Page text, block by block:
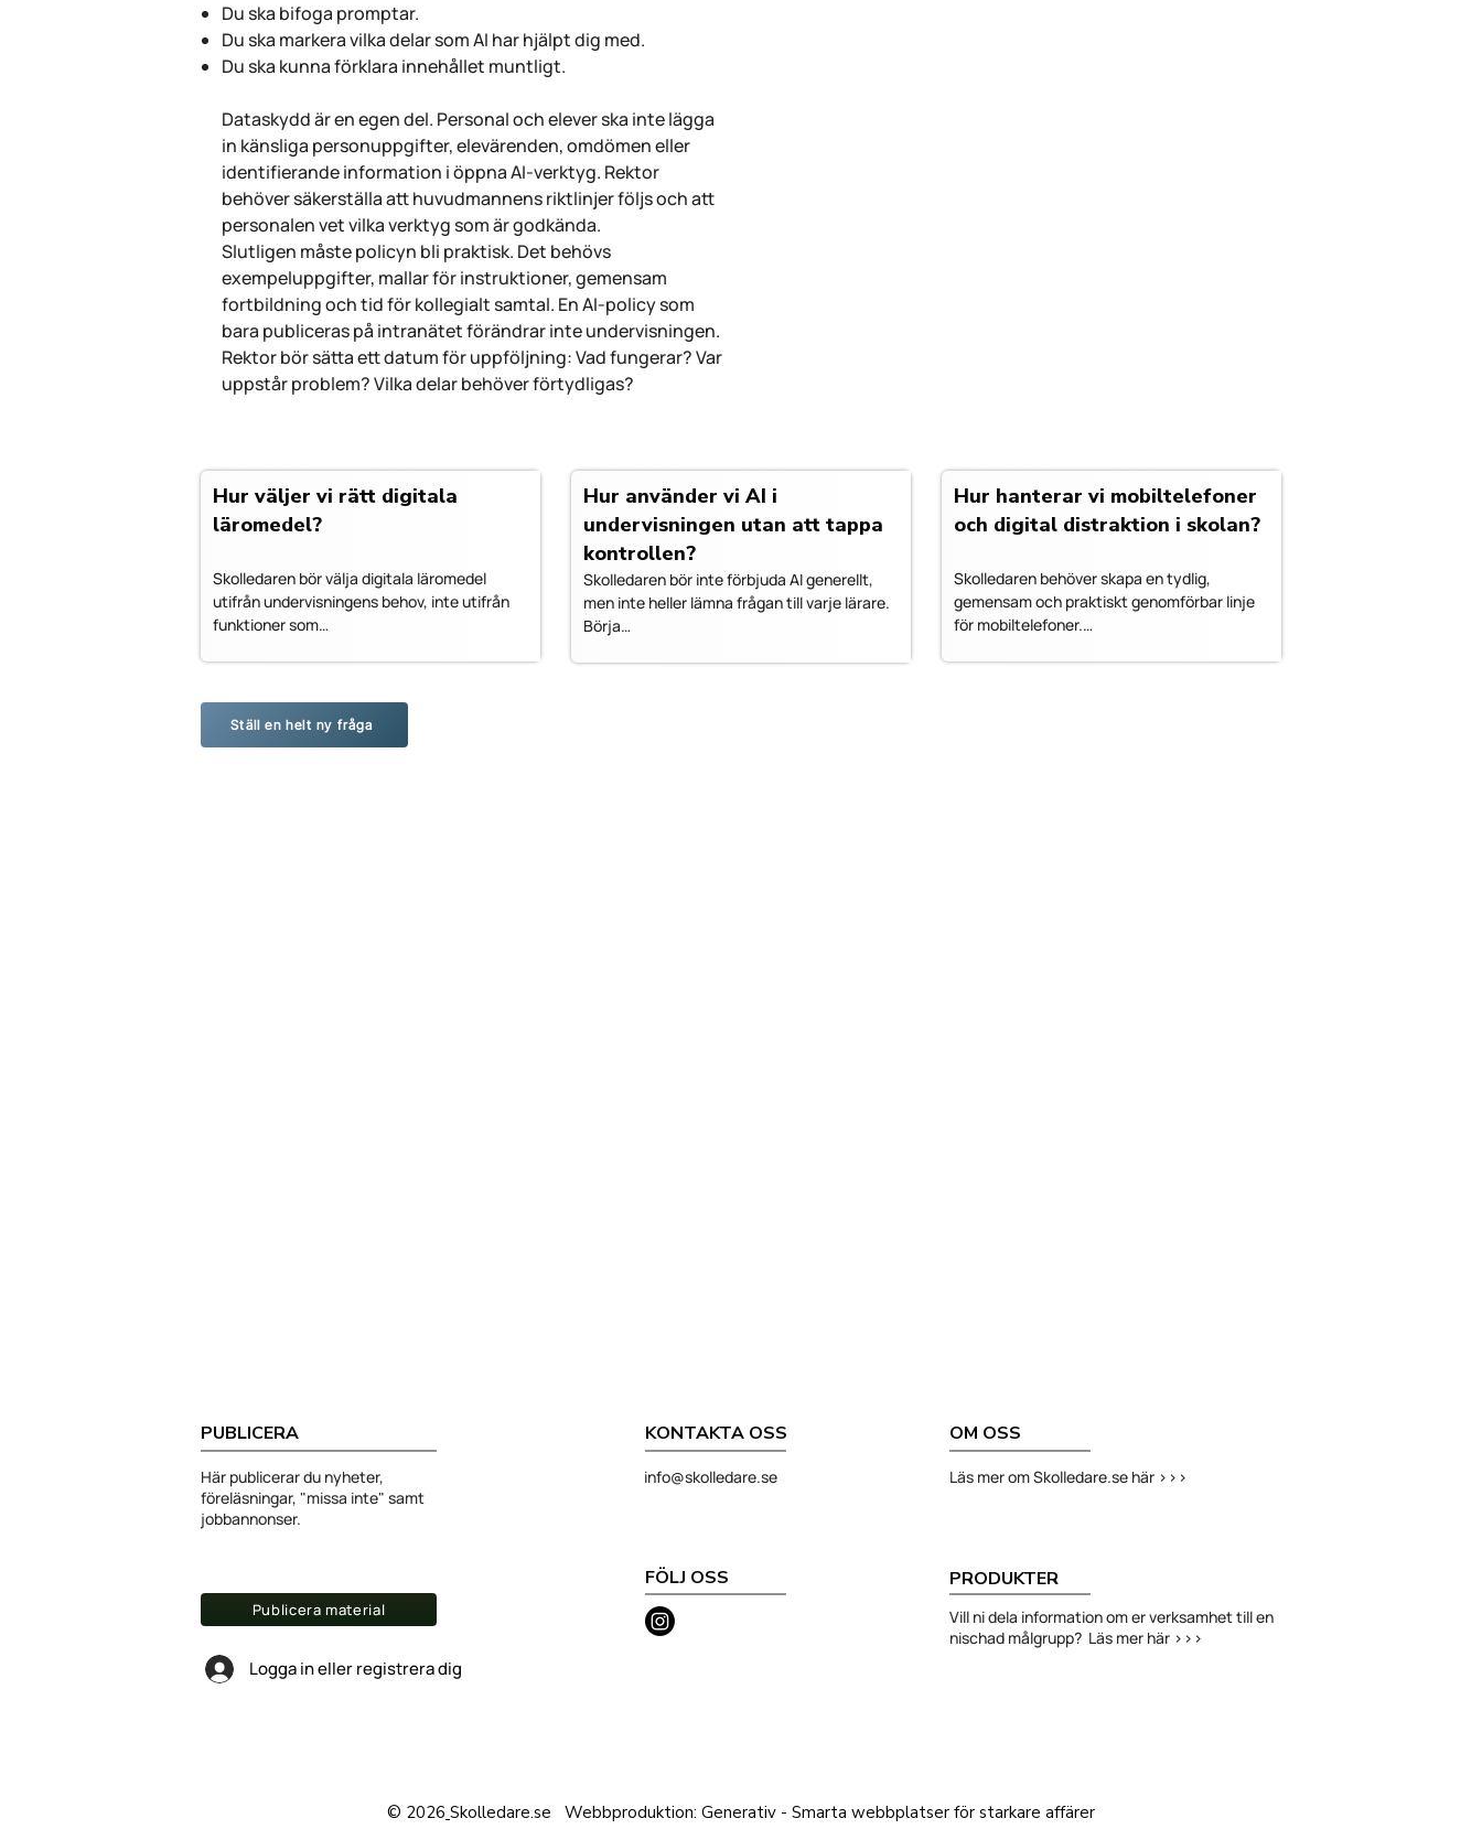
Du ska bifoga promptar.
Du ska markera vilka delar som AI har hjälpt dig med.
Du ska kunna förklara innehållet muntligt.
Dataskydd är en egen del. Personal och elever ska inte lägga
in känsliga personuppgifter, elevärenden, omdömen eller
identifierande information i öppna AI-verktyg. Rektor
behöver säkerställa att huvudmannens riktlinjer följs och att
personalen vet vilka verktyg som är godkända.
Slutligen måste policyn bli praktisk. Det behövs
exempeluppgifter, mallar för instruktioner, gemensam
fortbildning och tid för kollegialt samtal. En AI-policy som
bara publiceras på intranätet förändrar inte undervisningen.
Rektor bör sätta ett datum för uppföljning: Vad fungerar? Var
uppstår problem? Vilka delar behöver förtydligas?
Hur väljer vi rätt digitala
läromedel?
Skolledaren bör välja digitala läromedel
utifrån undervisningens behov, inte utifrån
funktioner som…
Hur använder vi AI i
undervisningen utan att tappa
kontrollen?
Skolledaren bör inte förbjuda AI generellt,
men inte heller lämna frågan till varje lärare.
Börja…
Hur hanterar vi mobiltelefoner
och digital distraktion i skolan?
Skolledaren behöver skapa en tydlig,
gemensam och praktiskt genomförbar linje
för mobiltelefoner.…
Ställ en helt ny fråga
PUBLICERA
Här publicerar du nyheter,
föreläsningar, "missa inte" samt
jobbannonser.
Publicera material
KONTAKTA OSS
info@skolledare.se
FÖLJ OSS
OM OSS
Läs mer om Skolledare.se här >>>
PRODUKTER
Vill ni dela information om er verksamhet till en
nischad målgrupp? Läs mer här >>>
Logga in eller registrera dig
© 2026 Skolledare.se Webbproduktion: Generativ - Smarta webbplatser för starkare affärer